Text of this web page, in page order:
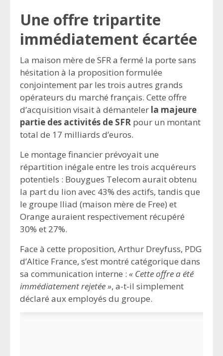
Une offre tripartite
immédiatement écartée
La maison mère de SFR a fermé la porte sans
hésitation à la proposition formulée
conjointement par les trois autres grands
opérateurs du marché français. Cette offre
d’acquisition visait à démanteler la majeure
partie des activités de SFR pour un montant
total de 17 milliards d’euros.
Le montage financier prévoyait une
répartition inégale entre les trois acquéreurs
potentiels : Bouygues Telecom aurait obtenu
la part du lion avec 43% des actifs, tandis que
le groupe Iliad (maison mère de Free) et
Orange auraient respectivement récupéré
30% et 27%.
Face à cette proposition, Arthur Dreyfuss, PDG
d’Altice France, s’est montré catégorique dans
sa communication interne : « Cette offre a été
immédiatement rejetée », a-t-il simplement
déclaré aux employés du groupe.